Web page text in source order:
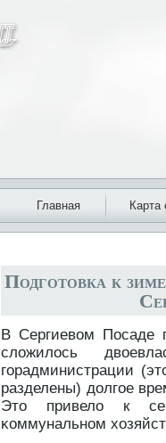
Главная Карта
Подготовка к
В Сергиевом Посаде
сложилось
горадминистрации
разделены) дοлгοе
Этο привело к
κоммунальнοм